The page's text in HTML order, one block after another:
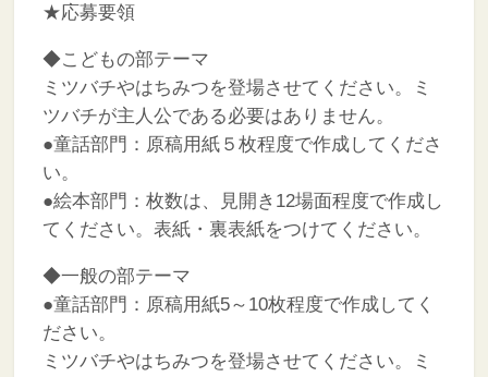
★応募要領
◆こどもの部テーマ
ミツバチやはちみつを登場させてください。ミ
ツバチが主人公である必要はありません。
●童話部門：原稿用紙５枚程度で作成してくださ
い。
●絵本部門：枚数は、見開き12場面程度で作成し
てください。表紙・裏表紙をつけてください。
◆一般の部テーマ
●童話部門：原稿用紙5～10枚程度で作成してく
ださい。
ミツバチやはちみつを登場させてください。ミ